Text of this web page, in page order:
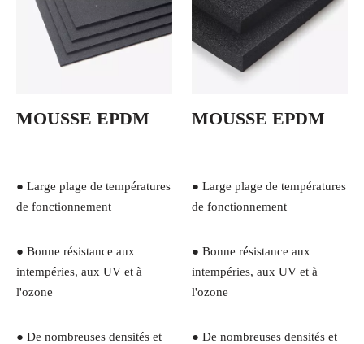
MOUSSE EPDM
● Large plage de températures
de fonctionnement
● Bonne résistance aux
intempéries, aux UV et à
l'ozone
● De nombreuses densités et
MOUSSE EPDM
● Large plage de températures
de fonctionnement
● Bonne résistance aux
intempéries, aux UV et à
l'ozone
● De nombreuses densités et